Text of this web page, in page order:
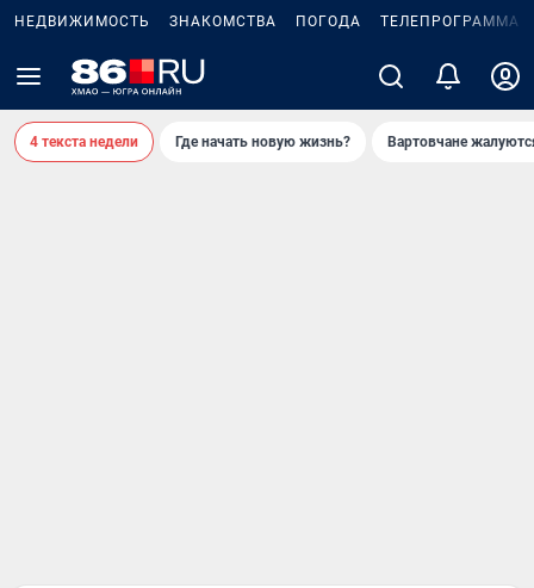
НЕДВИЖИМОСТЬ ЗНАКОМСТВА ПОГОДА ТЕЛЕПРОГРАММА
4 текста недели Где начать новую жизнь? Вартовчане